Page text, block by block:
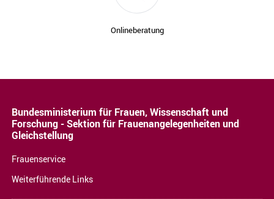
Onlineberatung
Bundesministerium für Frauen, Wissenschaft und
Forschung - Sektion für Frauenangelegenheiten und
Gleichstellung
Frauenservice
Weiterführende Links